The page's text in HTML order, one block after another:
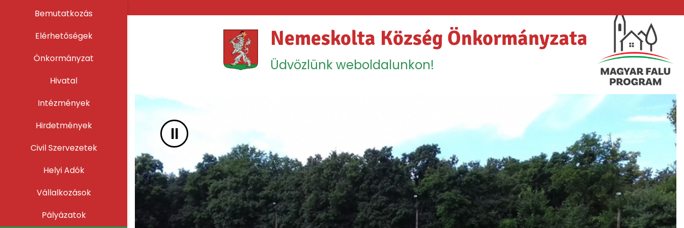
Bemutatkozás
Elérhetőségek
Önkormányzat
Hivatal
Intézmények
Hirdetmények
Civil Szervezetek
Helyi Adók
Vállalkozások
Pályázatok
Nemeskolta Község Önkormányzata
Üdvözlünk weboldalunkon!
II